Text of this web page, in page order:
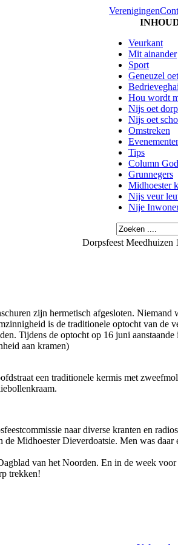
Verenigingen
Veurkant
Mit ainander
Sport
Geneuzel
Hou wordt
Nijs oet dorp
Nijs oet
Omstreken
Tips
Column
Grunnegers
Midhoester
Nijs veur
Nije
Dorpsfeest Meedhuizen
zijn hermetisch afgesloten. Niemand
is de traditionele optocht van de
Tijdens de optocht op 16 juni
aan kramen)
een traditionele kermis met
naar diverse kranten en
Midhoester Dieverdoatsie. Men was
van het Noorden. En in de week voor
trekken!